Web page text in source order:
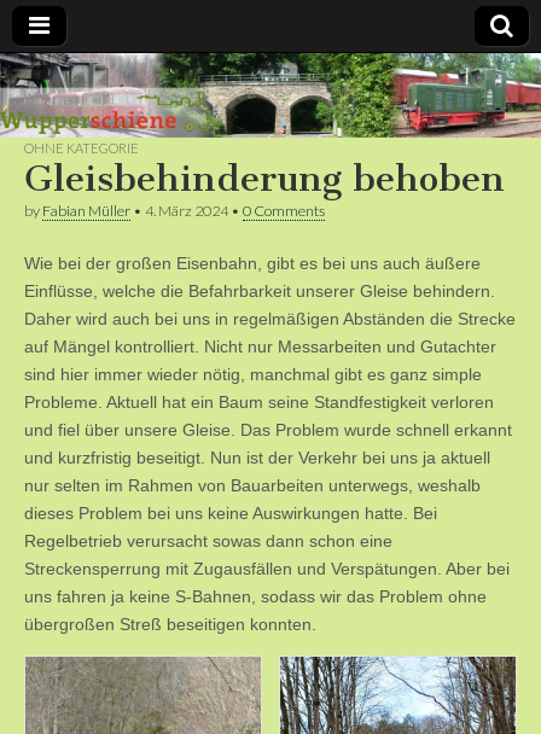
Bergische
Bahnen /
Förderverein
Wupperschiene
e.V.
OHNE KATEGORIE
Gleisbehinderung behoben
by Fabian Müller • 4. März 2024• 0 Comments
Wie bei der großen Eisenbahn, gibt es bei uns auch äußere
Einflüsse, welche die Befahrbarkeit unserer Gleise behindern.
Daher wird auch bei uns in regelmäßigen Abständen die Strecke
auf Mängel kontrolliert. Nicht nur Messarbeiten und Gutachter
sind hier immer wieder nötig, manchmal gibt es ganz simple
Probleme. Aktuell hat ein Baum seine Standfestigkeit verloren
und fiel über unsere Gleise. Das Problem wurde schnell erkannt
und kurzfristig beseitigt. Nun ist der Verkehr bei uns ja aktuell
nur selten im Rahmen von Bauarbeiten unterwegs, weshalb
dieses Problem bei uns keine Auswirkungen hatte. Bei
Regelbetrieb verursacht sowas dann schon eine
Streckensperrung mit Zugausfällen und Verspätungen. Aber bei
uns fahren ja keine S-Bahnen, sodass wir das Problem ohne
übergroßen Streß beseitigen konnten.